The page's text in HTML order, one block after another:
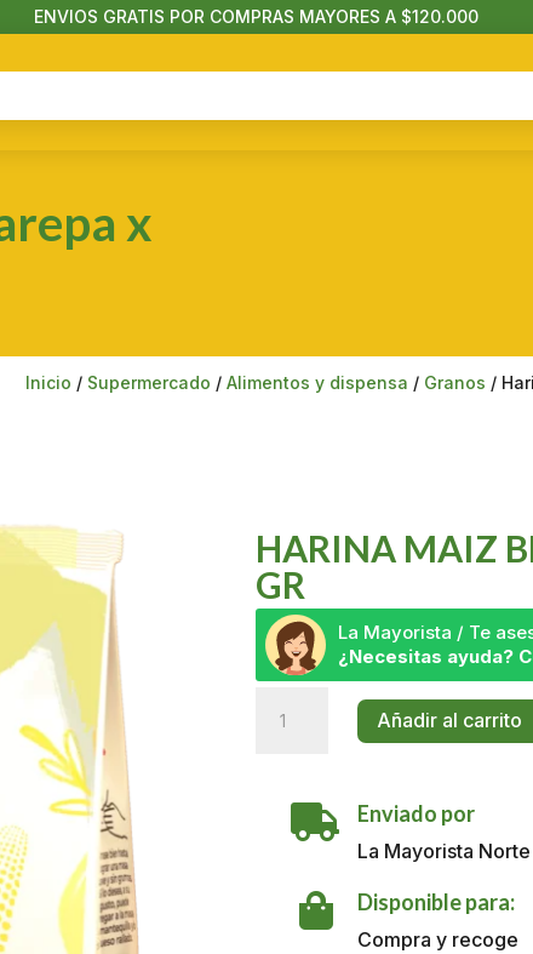
ENVIOS GRATIS POR COMPRAS MAYORES A $120.000
x
Inicio / Supermercado /Alimentos y dispensa / Granos /
HARINA MAIZ
GR
La Mayorista / Te
¿Necesitas ayuda?
Maiz
cantidad
Añadir al carrito
 Enviado por
La Mayorista Norte
 Disponible para:
Compra y recoge